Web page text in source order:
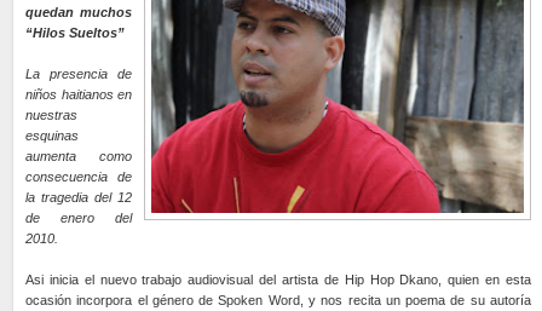
quedan muchos
“Hilos Sueltos”
La presencia de
niños haitianos en
nuestras
esquinas
aumenta como
consecuencia de
la tragedia del 12
de enero del
2010.
Asi inicia el nuevo trabajo audiovisual del artista de Hip Hop Dkano, quien en esta
ocasión incorpora el género de Spoken Word, y nos recita un poema de su autoría